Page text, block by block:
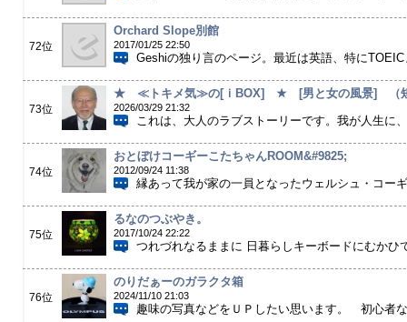
72位
Orchard Slope別館
2017/01/25 22:50
Geshiの独り言のページ。最近は英語、特に
73位
★ ≪トキメ気≫の[ｉBOX] ★ [男と女の風景] （短
2026/03/29 21:32
これは、大人のラブストーリーです。我が人生
74位
おとぼけコーギーこたちゃんROOM&#9825;
2012/09/24 11:38
縁あって我が家の一員となったウェルシュ・コー
75位
るなのつぶやき。
2017/10/24 22:22
つれづれなるままに 日暮らしキーボードにむかひ
76位
のりだぁーのガラクタ箱
2024/11/10 21:03
趣味の写真などをＵＰしたい思います。 初心者